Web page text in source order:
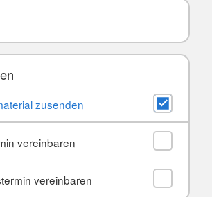
zusenden
vereinbaren
vereinbaren